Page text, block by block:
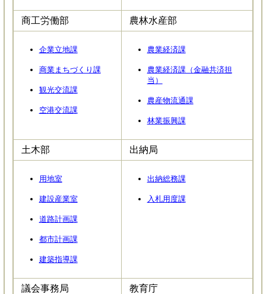
商工労働部 農林水産部
企業立地課
商業まちづくり課
観光交流課
空港交流課
農業経済課
農業経済課（金融共済担
当）
農産物流通課
林業振興課
土木部 出納局
用地室
建設産業室
道路計画課
都市計画課
建築指導課
出納総務課
入札用度課
議会事務局 教育庁